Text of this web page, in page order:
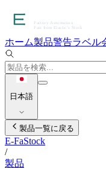
ホーム製品警告ラベル
日本語
製品一覧に戻る
E-FaStock
/
製品